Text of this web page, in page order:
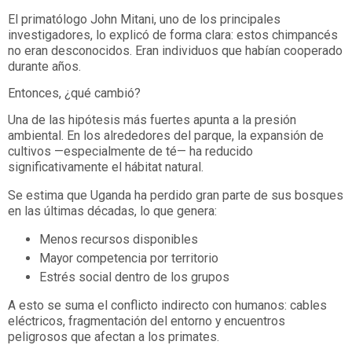
El primatólogo John Mitani, uno de los principales
investigadores, lo explicó de forma clara: estos chimpancés
no eran desconocidos. Eran individuos que habían cooperado
durante años.
Entonces, ¿qué cambió?
Una de las hipótesis más fuertes apunta a la presión
ambiental. En los alrededores del parque, la expansión de
cultivos —especialmente de té— ha reducido
significativamente el hábitat natural.
Se estima que Uganda ha perdido gran parte de sus bosques
en las últimas décadas, lo que genera:
Menos recursos disponibles
Mayor competencia por territorio
Estrés social dentro de los grupos
A esto se suma el conflicto indirecto con humanos: cables
eléctricos, fragmentación del entorno y encuentros
peligrosos que afectan a los primates.